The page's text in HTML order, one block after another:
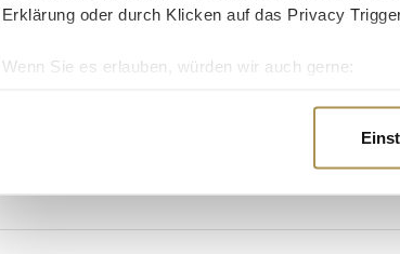
Erklärung oder durch Klicken auf das Privacy
Wenn Sie es erlauben, würden wir auch gerne:
Erfahren Sie mehr darüber, wie Ihre persönlichen
Wir verwenden Cookies, um Inhalte und Anzeigen